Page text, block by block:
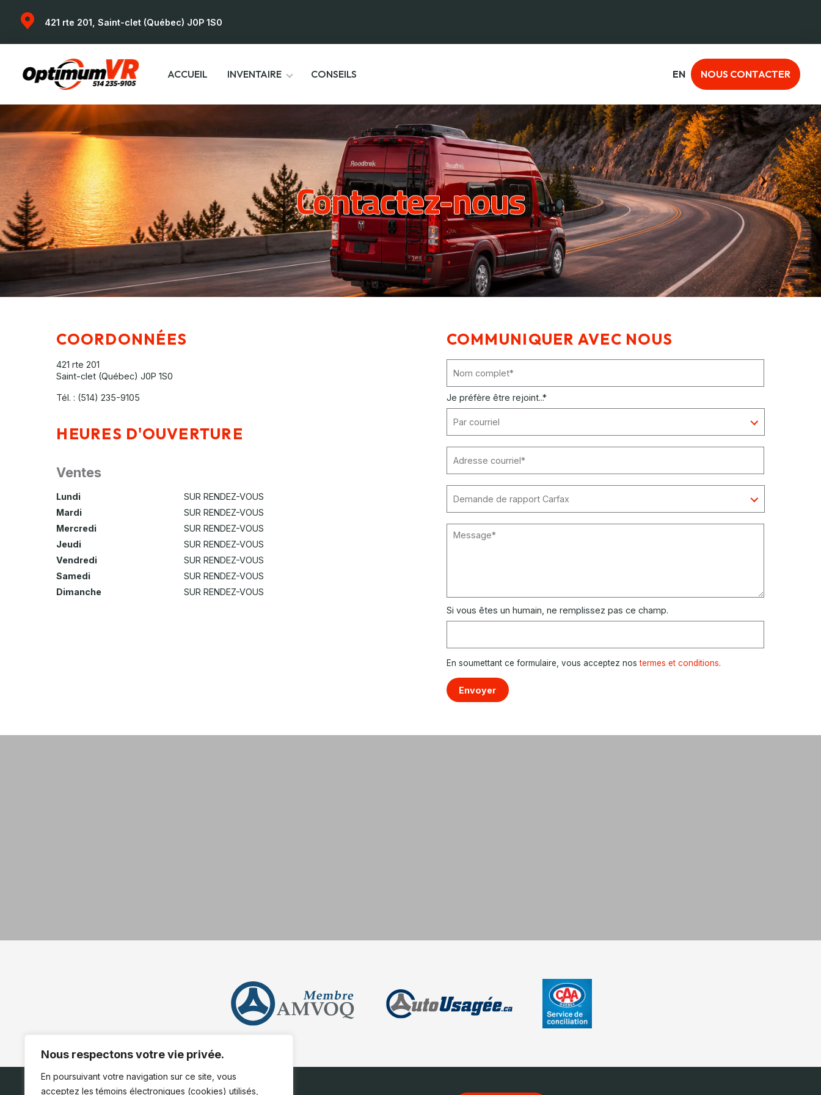
Nous respectons votre vie privée.
En poursuivant votre navigation sur ce site, vous
acceptez les témoins électroniques (cookies) utilisés,
421 rte 201, Saint-clet (Québec) J0P 1S0
ACCUEIL INVENTAIRE CONSEILS EN NOUS CONTACTER
Contactez-nous
COORDONNÉES
421 rte 201
Saint-clet (Québec) J0P 1S0
Tél. : (514) 235-9105
HEURES D'OUVERTURE
Ventes
Lundi
SUR RENDEZ-VOUS
Mardi
SUR RENDEZ-VOUS
Mercredi
SUR RENDEZ-VOUS
Jeudi
SUR RENDEZ-VOUS
Vendredi
SUR RENDEZ-VOUS
Samedi
SUR RENDEZ-VOUS
Dimanche
SUR RENDEZ-VOUS
COMMUNIQUER AVEC NOUS
Je préfère être rejoint...*
Si vous êtes un humain, ne remplissez pas ce champ.
En soumettant ce formulaire, vous acceptez nostermes et conditions.
Envoyer